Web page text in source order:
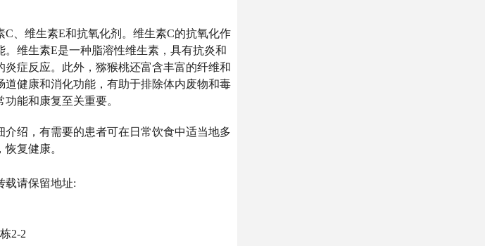
、维生素E和抗氧化剂。维生素C的抗氧化作
维生素E是一种脂溶性维生素，具有抗炎和
症反应。此外，猕猴桃还富含丰富的纤维和
健康和消化功能，有助于排除体内废物和毒
能和康复至关重要。
绍，有需要的患者可在日常饮食中适当地多
复健康。
载请保留地址:
2-2